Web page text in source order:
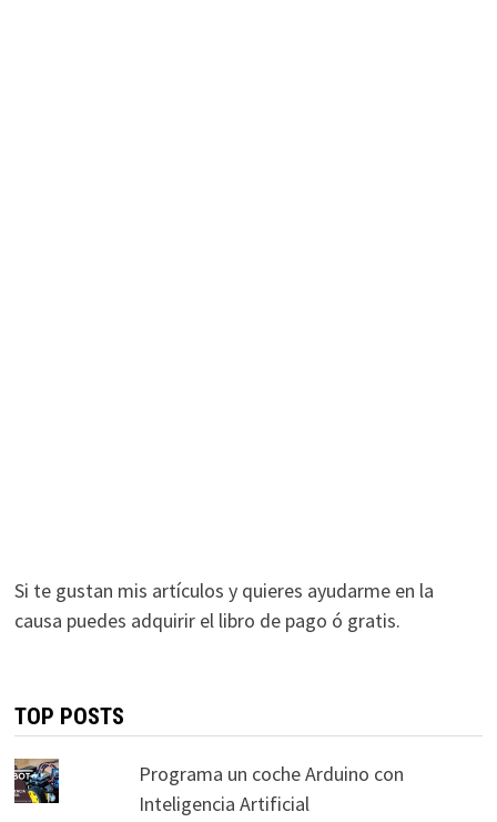
Si te gustan mis artículos y quieres ayudarme en la
causa puedes adquirir el libro de pago ó gratis.
TOP POSTS
Programa un coche Arduino con
Inteligencia Artificial